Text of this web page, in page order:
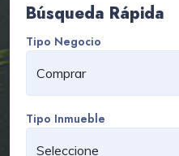
Búsqueda Rápida
Tipo Negocio
Tipo Inmueble